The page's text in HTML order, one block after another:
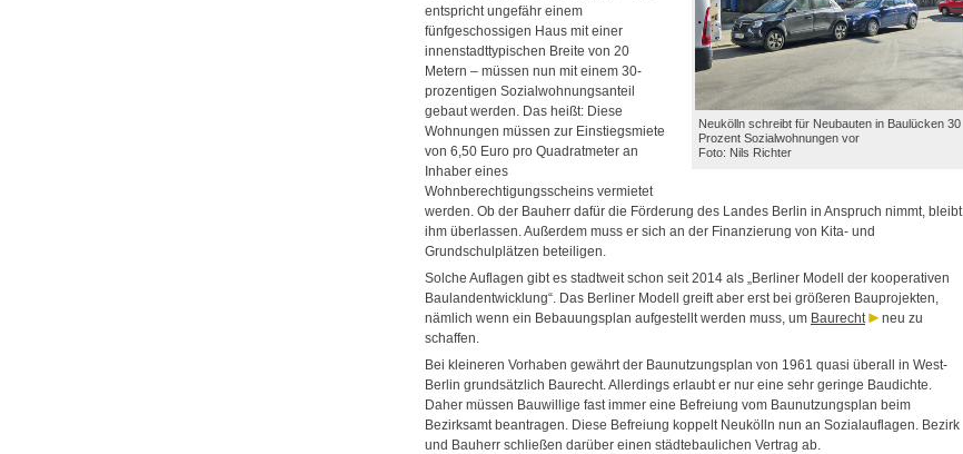
Neukölln schreibt für Neubauten in Baulücken 30
Prozent Sozialwohnungen vor
Foto: Nils Richter
entspricht ungefähr einem
fünfgeschossigen Haus mit einer
innenstadttypischen Breite von 20
Metern – müssen nun mit einem 30-
prozentigen Sozialwohnungsanteil
gebaut werden. Das heißt: Diese
Wohnungen müssen zur Einstiegsmiete
von 6,50 Euro pro Quadratmeter an
Inhaber eines
Wohnberechtigungsscheins vermietet
werden. Ob der Bauherr dafür die Förderung des Landes Berlin in Anspruch nimmt, bleibt
ihm überlassen. Außerdem muss er sich an der Finanzierung von Kita- und
Grundschulplätzen beteiligen.
Solche Auflagen gibt es stadtweit schon seit 2014 als „Berliner Modell der kooperativen
Baulandentwicklung“. Das Berliner Modell greift aber erst bei größeren Bauprojekten,
nämlich wenn ein Bebauungsplan aufgestellt werden muss, um Baurecht
neu zu
schaffen.
Bei kleineren Vorhaben gewährt der Baunutzungsplan von 1961 quasi überall in West-
Berlin grundsätzlich Baurecht. Allerdings erlaubt er nur eine sehr geringe Baudichte.
Daher müssen Bauwillige fast immer eine Befreiung vom Baunutzungsplan beim
Bezirksamt beantragen. Diese Befreiung koppelt Neukölln nun an Sozialauflagen. Bezirk
und Bauherr schließen darüber einen städtebaulichen Vertrag ab.